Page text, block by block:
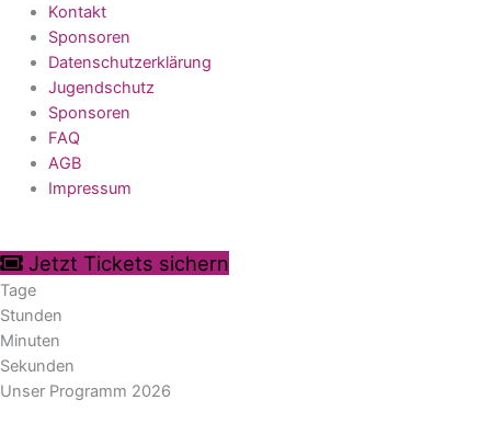
Kontakt
Sponsoren
Datenschutzerklärung
Jugendschutz
Sponsoren
FAQ
AGB
Impressum
Jetzt Tickets sichern
Tage
Stunden
Minuten
Sekunden
Unser Programm 2026